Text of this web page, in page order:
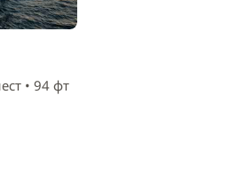
• 94 фт